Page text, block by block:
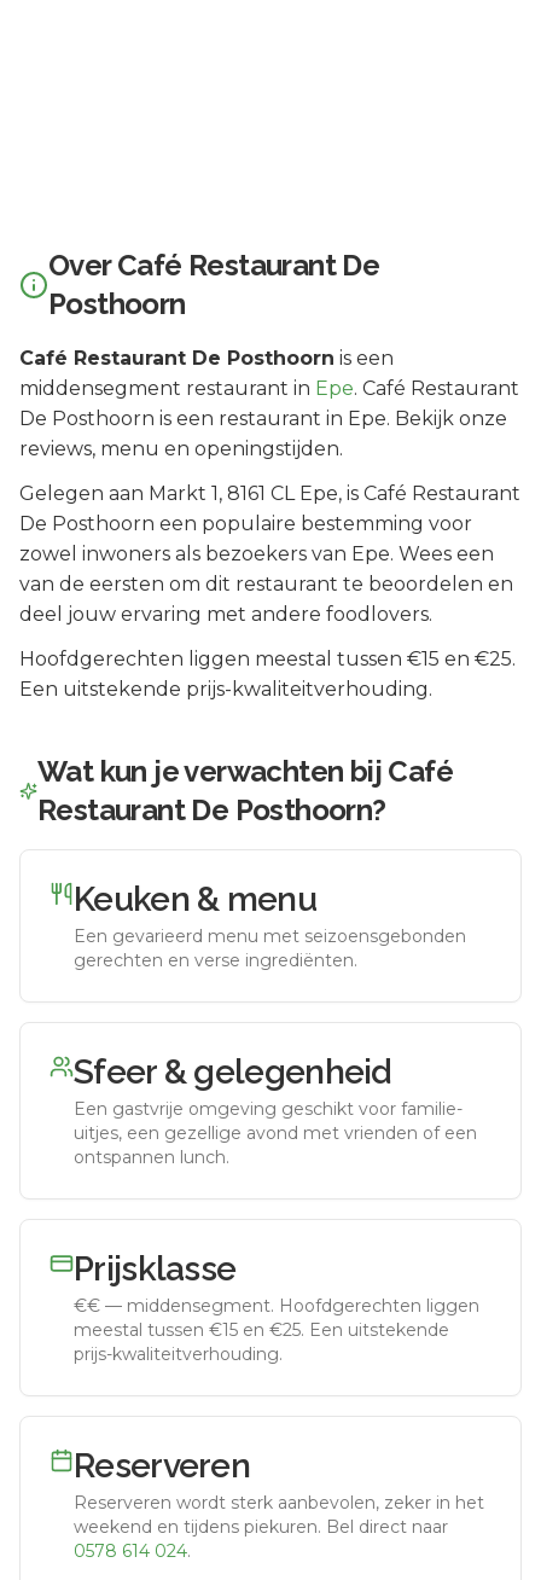
OverCafé Restaurant De
Posthoorn
Café Restaurant De Posthoorn is een
middensegment restaurant in Epe. Café Restaurant
De Posthoorn is een restaurant in Epe. Bekijk onze
reviews, menu en openingstijden.
Gelegen aan Markt 1, 8161 CL Epe, is Café Restaurant
De Posthoorn een populaire bestemming voor
zowel inwoners als bezoekers van Epe. Wees een
van de eersten om dit restaurant te beoordelen en
deel jouw ervaring met andere foodlovers.
Hoofdgerechten liggen meestal tussen €15 en €25.
Een uitstekende prijs-kwaliteitverhouding.
Wat kun je verwachten bij Café
Restaurant De Posthoorn?
Keuken & menu
Een gevarieerd menu met seizoensgebonden
gerechten en verse ingrediënten.
Sfeer & gelegenheid
Een gastvrije omgeving geschikt voor familie-
uitjes, een gezellige avond met vrienden of een
ontspannen lunch.
Prijsklasse
€€ — middensegment. Hoofdgerechten liggen
meestal tussen €15 en €25. Een uitstekende
prijs-kwaliteitverhouding.
Reserveren
Reserveren wordt sterk aanbevolen, zeker in het
weekend en tijdens piekuren. Bel direct naar
0578 614 024.